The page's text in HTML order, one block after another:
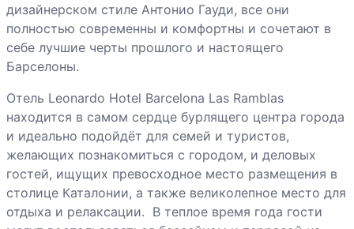
дизайнерском стиле Антонио Гауди, все они
полностью современны и комфортны и сочетают в
себе лучшие черты прошлого и настоящего
Барселоны.
Отель Leonardo Hotel Barcelona Las Ramblas
находится в самом сердце бурлящего центра города
и идеально подойдёт для семей и туристов,
желающих познакомиться с городом, и деловых
гостей, ищущих превосходное место размещения в
столице Каталонии, а также великолепное место для
отдыха и релаксации. В теплое время года гости